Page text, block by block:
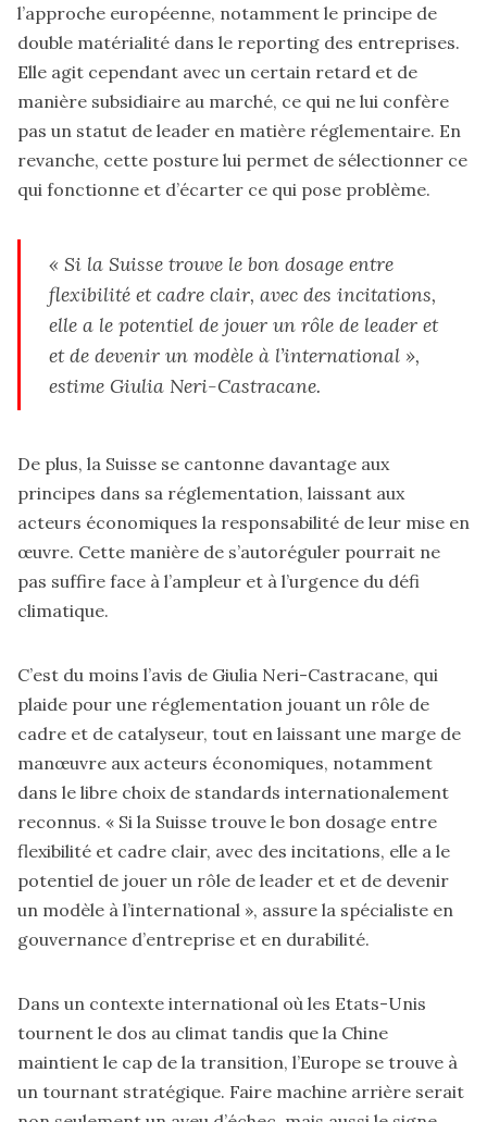
l’approche européenne, notamment le principe de
double matérialité dans le reporting des entreprises.
Elle agit cependant avec un certain retard et de
manière subsidiaire au marché, ce qui ne lui confère
pas un statut de leader en matière réglementaire. En
revanche, cette posture lui permet de sélectionner ce
qui fonctionne et d’écarter ce qui pose problème.
« Si la Suisse trouve le bon dosage entre
flexibilité et cadre clair, avec des incitations,
elle a le potentiel de jouer un rôle de leader et
et de devenir un modèle à l’international »,
estime Giulia Neri-Castracane.
De plus, la Suisse se cantonne davantage aux
principes dans sa réglementation, laissant aux
acteurs économiques la responsabilité de leur mise en
œuvre. Cette manière de s’autoréguler pourrait ne
pas suffire face à l’ampleur et à l’urgence du défi
climatique.
C’est du moins l’avis de Giulia Neri-Castracane, qui
plaide pour une réglementation jouant un rôle de
cadre et de catalyseur, tout en laissant une marge de
manœuvre aux acteurs économiques, notamment
dans le libre choix de standards internationalement
reconnus. « Si la Suisse trouve le bon dosage entre
flexibilité et cadre clair, avec des incitations, elle a le
potentiel de jouer un rôle de leader et et de devenir
un modèle à l’international », assure la spécialiste en
gouvernance d’entreprise et en durabilité.
Dans un contexte international où les Etats-Unis
tournent le dos au climat tandis que la Chine
maintient le cap de la transition, l’Europe se trouve à
un tournant stratégique. Faire machine arrière serait